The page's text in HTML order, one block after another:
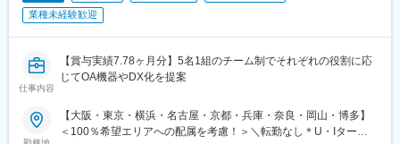
業種未経験歓迎
仕事内容
【賞与実績7.78ヶ月分】5名1組のチーム制でそれぞれの役割に応
じてOA機器やDX化を提案
【大阪・東京・横浜・名古屋・京都・兵庫・奈良・岡山・博多】
＜100％希望エリアへの配属を考慮！＞＼転勤なし＊U・Iターン